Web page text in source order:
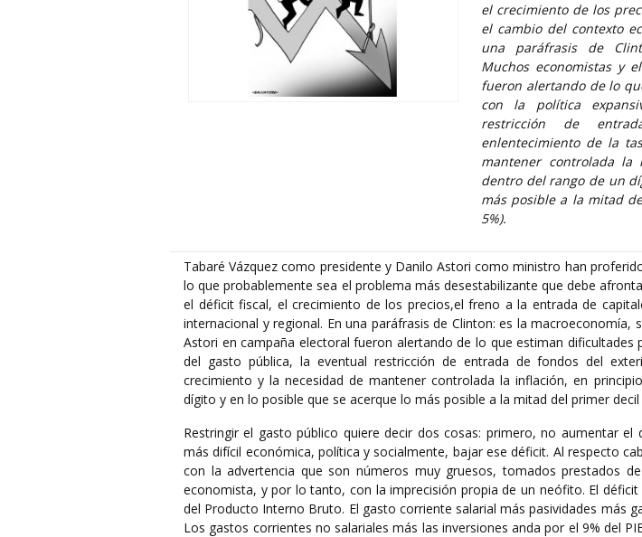
el crecimiento de los
el cambio del contexto
una paráfrasis de
Muchos economistas y
fueron alertando de lo
con la política
restricción de
enlentecimiento de la
mantener controlada
dentro del rango de un
más posible a la mitad
5%).
Tabaré Vázquez como presidente y Danilo Astori como ministro han
lo que probablemente sea el problema más desestabilizante que debe
el déficit fiscal, el crecimiento de los precios,el freno a la entrada de
internacional y regional. En una paráfrasis de Clinton: es la macroeconomía,
Astori en campaña electoral fueron alertando de lo que estiman dificultades
del gasto pública, la eventual restricción de entrada de fondos del
crecimiento y la necesidad de mantener controlada la inflación, en
dígito y en lo posible que se acerque lo más posible a la mitad del primer
Restringir el gasto público quiere decir dos cosas: primero, no aumentar el
más difícil económica, política y socialmente, bajar ese déficit. Al respecto
con la advertencia que son números muy gruesos, tomados prestados
economista, y por lo tanto, con la imprecisión propia de un neófito. El
del Producto Interno Bruto. El gasto corriente salarial más pasividades más
Los gastos corrientes no salariales más las inversiones anda por el 9% del